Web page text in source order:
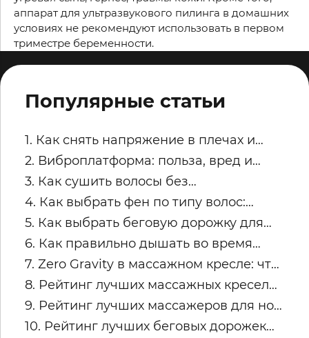
аппарат для ультразвукового пилинга в домашних
условиях не рекомендуют использовать в первом
триместре беременности.
Популярные статьи
1. Как снять напряжение в плечах и
трапециях после рабочего дня
2. Виброплатформа: польза, вред и
советы по безопасным занятиям
3. Как сушить волосы без
пересушивания
4. Как выбрать фен по типу волос:
тонкие, кудрявые, пористые и
окрашенные
5. Как выбрать беговую дорожку для
квартиры
6. Как правильно дышать во время
силовых упражнений и кардио
7. Zero Gravity в массажном кресле: что
это и кому подходит
8. Рейтинг лучших массажных кресел
для дома: топ-модели Yamaguchi
9. Рейтинг лучших массажеров для ног
Yamaguchi: какую модель купить для
10. Рейтинг лучших беговых дорожек